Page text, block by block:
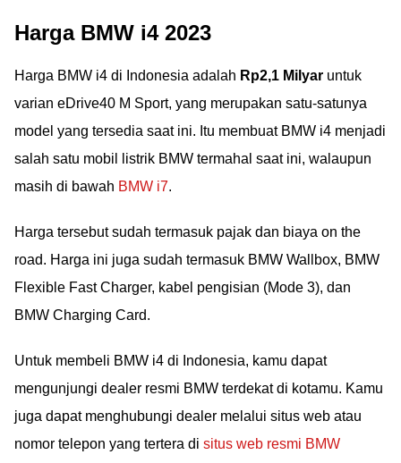
Harga BMW i4 2023
Harga BMW i4 di Indonesia adalah Rp2,1 Milyar untuk
varian eDrive40 M Sport, yang merupakan satu-satunya
model yang tersedia saat ini. Itu membuat BMW i4 menjadi
salah satu mobil listrik BMW termahal saat ini, walaupun
masih di bawah BMW i7.
Harga tersebut sudah termasuk pajak dan biaya on the
road. Harga ini juga sudah termasuk BMW Wallbox, BMW
Flexible Fast Charger, kabel pengisian (Mode 3), dan
BMW Charging Card.
Untuk membeli BMW i4 di Indonesia, kamu dapat
mengunjungi dealer resmi BMW terdekat di kotamu. Kamu
juga dapat menghubungi dealer melalui situs web atau
nomor telepon yang tertera di situs web resmi BMW